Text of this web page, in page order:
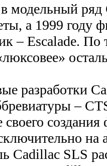
модельный ряд
а 1999 году
– Escalade. По
разработки
–
своего
на
Cadillac SLS